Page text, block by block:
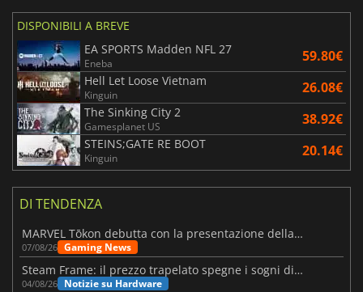
DISPONIBILI A BREVE
EA SPORTS Madden NFL 27
Eneba 59.80€
Hell Let Loose Vietnam
Kinguin 26.08€
The Sinking City 2
Gamesplanet US 38.92€
STEINS;GATE RE BOOT
Kinguin 20.14€
DI TENDENZA
MARVEL Tōkon debutta con la presentazione della roadmap per il primo anno
07/08/26 Gaming News
Steam Frame: il prezzo trapelato spegne i sogni di un VR economico
04/08/26 Notizie su Hardware